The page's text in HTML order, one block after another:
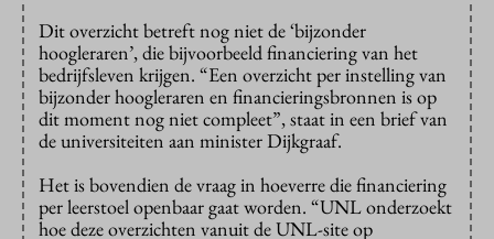
Dit overzicht betreft nog niet de ‘bijzonder
hoogleraren’, die bijvoorbeeld financiering van het
bedrijfsleven krijgen. “Een overzicht per instelling van
bijzonder hoogleraren en financieringsbronnen is op
dit moment nog niet compleet”, staat in een brief van
de universiteiten aan minister Dijkgraaf.
Het is bovendien de vraag in hoeverre die financiering
per leerstoel openbaar gaat worden. “UNL onderzoekt
hoe deze overzichten vanuit de UNL-site op